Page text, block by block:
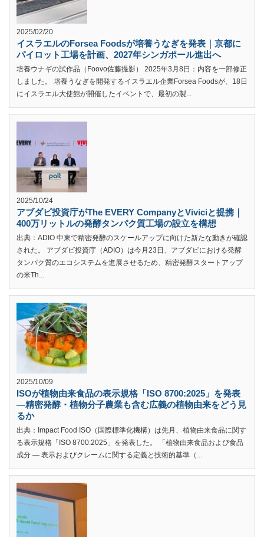
2025/02/20
イスラエルのForsea Foodsが培養うなぎを発表｜京都に
パイロット工場を計画、2027年シンガポール進出へ
培養ウナギの試作品（Foovo佐藤撮影） 2025年3月8日：内容を一部修正
しました。 培養うなぎを開発するイスラエル企業Forsea Foodsが、18日
にイスラエル大使館が開催したイベントで、最初の製...
2025/10/24
アブダビ投資庁がThe EVERY CompanyとViviciと提携｜
400万リットルの発酵タンパク質工場の設立を構想
出典：ADIO 中東で精密発酵のスケールアップに向けた新たな動きが確認
された。 アブダビ投資庁（ADIO）は今月23日、アブダビにおける発酵
タンパク質のエコシステムを進展させるため、精密発酵スタートアップ
の米Th...
2025/10/09
ISOが植物由来食品の表示規格「ISO 8700:2025」を発表
—精密発酵・植物分子農業も含む広義の植物由来をどう見
るか
出典：Impact Food ISO（国際標準化機構）は先月、植物由来食品に関す
る表示規格「ISO 8700:2025」を発表した。 「植物由来食品および食品
成分 — 表示およびクレームに関する定義と技術的基準（...